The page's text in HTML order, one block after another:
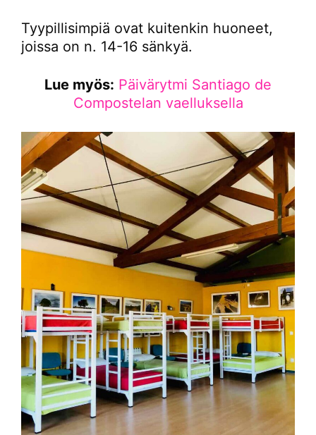
Tyypillisimpiä ovat kuitenkin huoneet,
joissa on n. 14-16 sänkyä.
Lue myös: Päivärytmi Santiago de
Compostelan vaelluksella